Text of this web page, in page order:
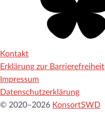
Kontakt
Erklärung zur Barrierefreiheit
Impressum
Datenschutzerklärung
© 2020–2026 KonsortSWD